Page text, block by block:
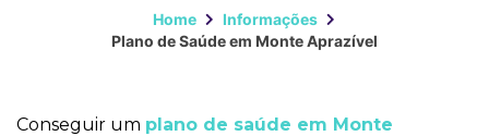
Home
Informações
Plano de Saúde em Monte Aprazível
Conseguir um plano de saúde em Monte